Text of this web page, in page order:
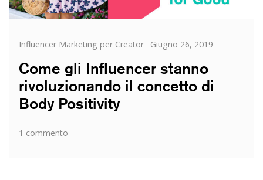
Categorie
Influencer Marketing per Creator
Posted
Giugno 26, 2019
Come gli Influencer stanno
rivoluzionando il concetto di
Body Positivity
1 commento